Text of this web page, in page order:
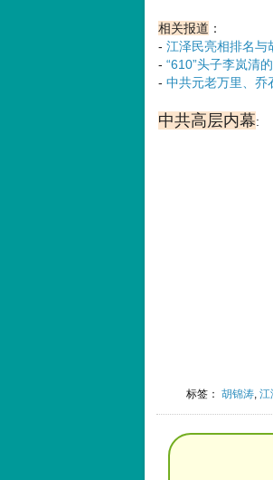
相关报道 ：
- 江泽民亮相排名与
- “610”头子李岚清
- 中共元老万里、乔
中共高层内幕:
标签：胡锦涛 ,江